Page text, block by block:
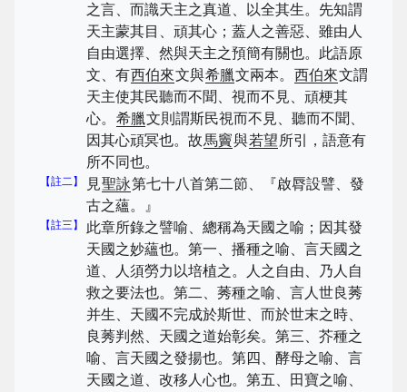
之言、而識天主之真道、以全其生。先知謂
天主蒙其目、頑其心；蓋人之善惡、雖由人
自由選擇、然與天主之預簡有關也。此語原
文、有西伯來文與希臘文兩本。 西伯來文謂
天主使其民聽而不聞、視而不見、頑梗其
心。 希臘文則謂斯民視而不見、聽而不聞、
因其心頑冥也。故馬竇與若望所引，語意有
所不同也。
【註二】 見聖詠第七十八首第二節、『啟脣設譬、發
古之蘊。』
【註三】
此章所錄之譬喻、總稱為天國之喻；因其發
天國之妙蘊也。第一、播種之喻、言天國之
道、人須勞力以培植之。人之自由、乃人自
救之要法也。第二、莠種之喻、言人世良莠
并生、天國不完成於斯世、而於世末之時、
良莠判然、天國之道始彰矣。第三、芥種之
喻、言天國之發揚也。第四、酵母之喻、言
天國之道、改移人心也。第五、田寶之喻、